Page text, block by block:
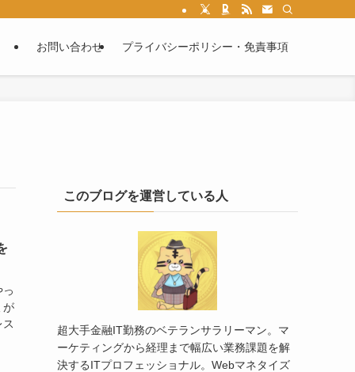
お問い合わせ プライバシーポリシー・免責事項
が
このブログを運営している人
超大手金融IT勤務のベテランサラリーマン。マ
ーケティングから経理まで幅広い業務課題を解
決するITプロフェッショナル。Webマネタイズ